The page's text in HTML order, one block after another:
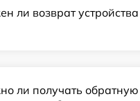
ли возврат
ли получать обратную